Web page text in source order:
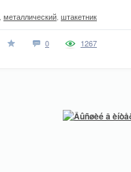
металлический штакетник
0 1267